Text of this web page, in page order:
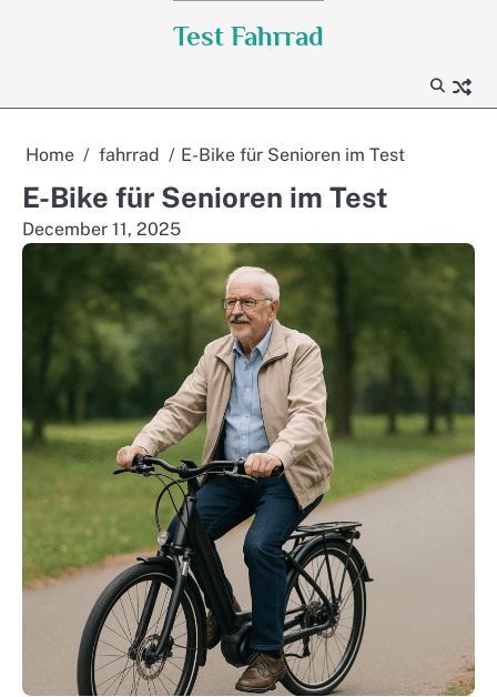
Test Fahrrad
Home fahrrad E-Bike für Senioren im Test
E-Bike für Senioren im Test
December 11, 2025